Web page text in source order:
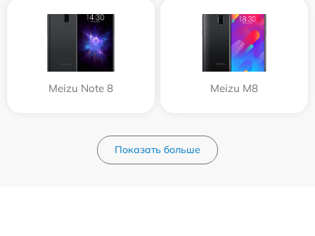
Meizu Note 8 Meizu M8
Показать больше